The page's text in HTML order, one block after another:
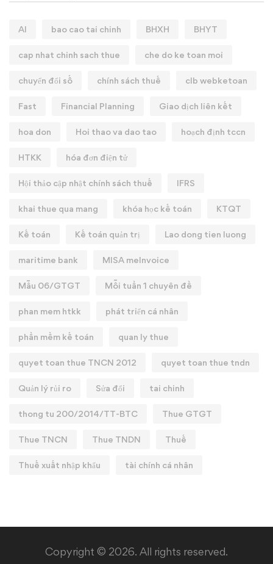
AI bao cao tai chinh BHXH BHYT
cap nhat chinh sach thue che do ke toan moi
chuyển đổi số chính sách thuế clb webketoan
Fast Financial Planning Giao dịch liên kết
hoa don Hoi thao va dao tao hoạch định tccn
HTKK hóa đơn điện tử
Hội thảo cập nhật chính sách thuế IFRS
khai thue qua mang khóa học kế toán KTQT
Kế toán Kế toán quản trị Lao dong tien luong
maritime bank MISA meInvoice
Mẫu 06/GTGT Mỗi tuần 1 chuyên đề
phan mem htkk phát triển cá nhân
phần mềm kế toán quan ly thue
quyet toan thue TNCN 2012 quyet toan thue tndn
Quản lý rủi ro Sửa đổi tai chinh
thong tu 200/2014/TT-BTC Thue GTGT
Thue TNCN Thue TNDN Thuế
Thuế xuất nhập khẩu tài chính cá nhân
Copyright © 2026. All rights reserved.